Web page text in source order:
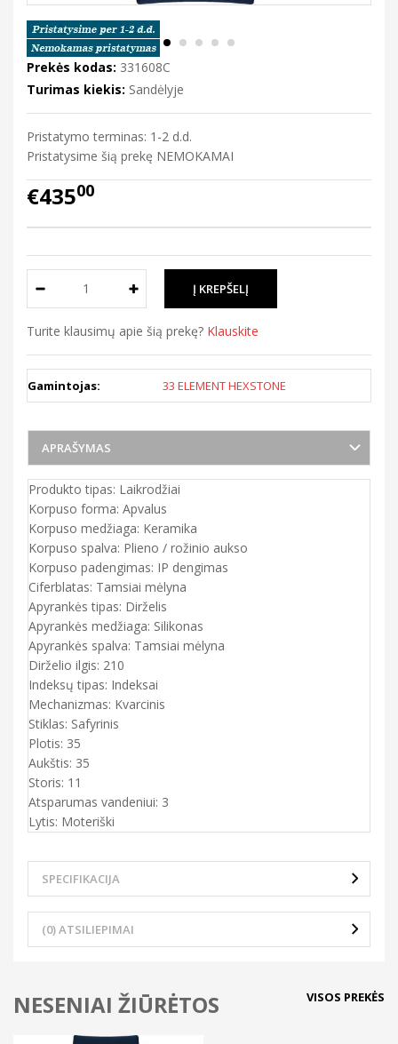
Prekės kodas: 331608C
Turimas kiekis: Sandėlyje
Pristatymo terminas: 1-2 d.d.
Pristatysime šią prekę NEMOKAMAI
€43500
Turite klausimų apie šią prekę? Klauskite
Gamintojas: 33 ELEMENT HEXSTONE
APRAŠYMAS
Produkto tipas: Laikrodžiai
Korpuso forma: Apvalus
Korpuso medžiaga: Keramika
Korpuso spalva: Plieno / rožinio aukso
Korpuso padengimas: IP dengimas
Ciferblatas: Tamsiai mėlyna
Apyrankės tipas: Dirželis
Apyrankės medžiaga: Silikonas
Apyrankės spalva: Tamsiai mėlyna
Dirželio ilgis: 210
Indeksų tipas: Indeksai
Mechanizmas: Kvarcinis
Stiklas: Safyrinis
Plotis: 35
Aukštis: 35
Storis: 11
Atsparumas vandeniui: 3
Lytis: Moteriški
SPECIFIKACIJA
(0) ATSILIEPIMAI
NESENIAI ŽIŪRĖTOS VISOS PREKĖS